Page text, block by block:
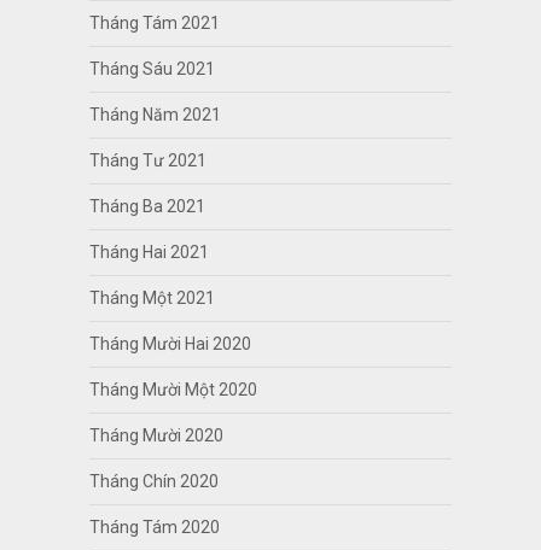
Tháng Tám 2021
Tháng Sáu 2021
Tháng Năm 2021
Tháng Tư 2021
Tháng Ba 2021
Tháng Hai 2021
Tháng Một 2021
Tháng Mười Hai 2020
Tháng Mười Một 2020
Tháng Mười 2020
Tháng Chín 2020
Tháng Tám 2020